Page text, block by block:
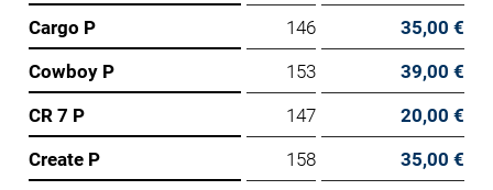
Cargo P
146
35,00 €
Cowboy P
153
39,00 €
CR 7 P
147
20,00 €
Create P
158
35,00 €